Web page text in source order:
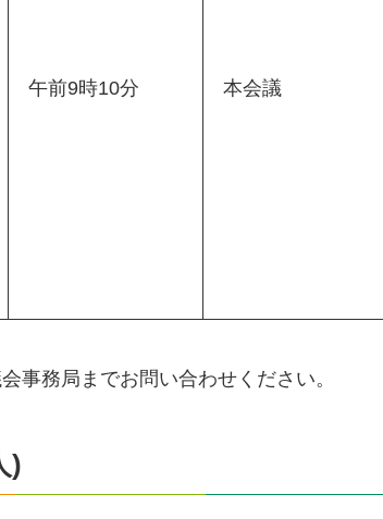
午前9時10分 本会議
事務局までお問い合わせください。
)